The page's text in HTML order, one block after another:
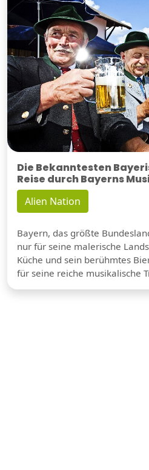
Die Bekanntesten
Reise durch Bayerns
Alien Nation
Bayern, das größte
nur für seine malerische
Küche und sein berühmtes
für seine reiche musikalische